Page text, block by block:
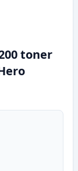
toner